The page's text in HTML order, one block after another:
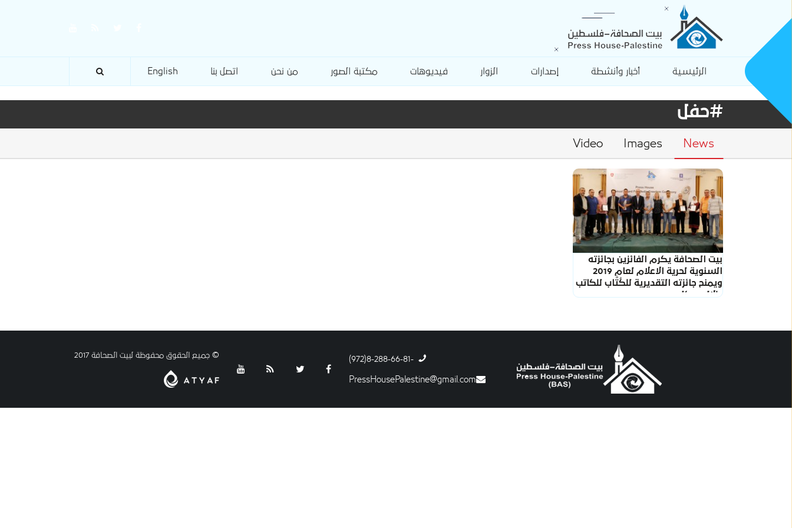
الرئيسية أخبار وأنشطة إصدارات الزوار فيديوهات مكتبة الصور من نحن اتصل بنا English
#حفل
News
Images
Video
بيت الصحافة يكرم الفائزين بجائزته
السنوية لحرية الاعلام لعام 2019
ويمنح جائزته التقديرية للكُتَّاب للكاتب
طلال عوكل
-8-288-66-81(972)
PressHousePalestine@gmail.com
© جميع الحقوق محفوظة لبيت الصحافة 2017